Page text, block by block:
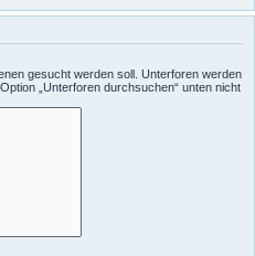
gesucht werden soll. Unterforen werden
„Unterforen durchsuchen“ unten nicht